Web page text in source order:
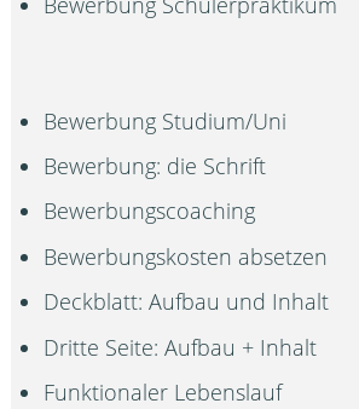
Bewerbung Studium/Uni
Bewerbung: die Schrift
Bewerbungscoaching
Bewerbungskosten absetzen
Deckblatt: Aufbau und Inhalt
Dritte Seite: Aufbau + Inhalt
Funktionaler Lebenslauf